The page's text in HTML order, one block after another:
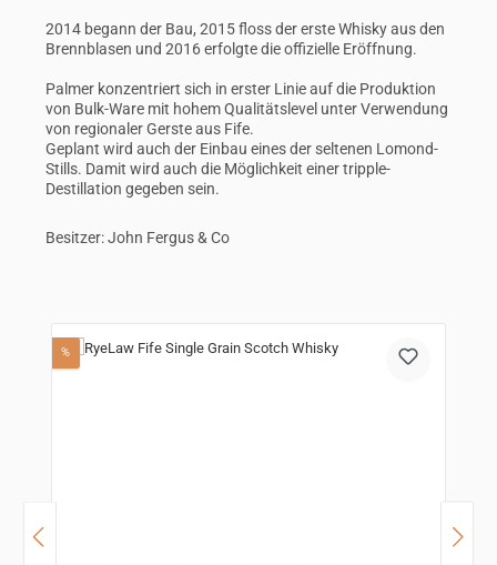
2014 begann der Bau, 2015 floss der erste Whisky aus den
Brennblasen und 2016 erfolgte die offizielle Eröffnung.
Palmer konzentriert sich in erster Linie auf die Produktion
von Bulk-Ware mit hohem Qualitätslevel unter Verwendung
von regionaler Gerste aus Fife.
Geplant wird auch der Einbau eines der seltenen Lomond-
Stills. Damit wird auch die Möglichkeit einer tripple-
Destillation gegeben sein.
Besitzer: John Fergus & Co
%Rabatt